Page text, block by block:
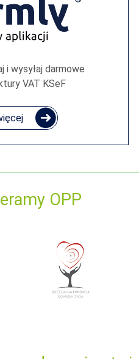
i wysyłaj darmowe
VAT KSeF
OPP